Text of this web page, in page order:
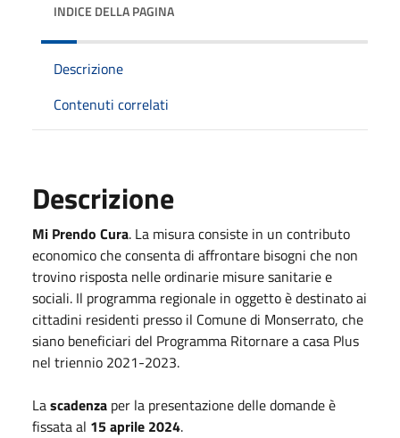
INDICE DELLA PAGINA
Descrizione
Contenuti correlati
Descrizione
Mi Prendo Cura. La misura consiste in un contributo
economico che consenta di affrontare bisogni che non
trovino risposta nelle ordinarie misure sanitarie e
sociali. Il programma regionale in oggetto è destinato ai
cittadini residenti presso il Comune di Monserrato, che
siano beneficiari del Programma Ritornare a casa Plus
nel triennio 2021-2023.
Lascadenza per la presentazione delle domande è
fissata al 15 aprile 2024.